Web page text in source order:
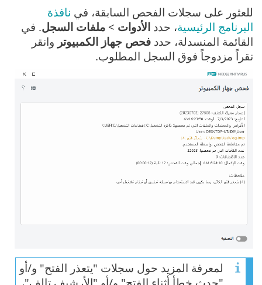
للعثور على سجلات الفحص السابقة، في نافذة
البرنامج الرئيسية، حدد الأدوات > ملفات السجل. في
القائمة المنسدلة، حدد فحص جهاز الكمبيوتر وانقر
نقراً مزدوجاً فوق السجل المطلوب.
لمعرفة المزيد حول سجلات "يتعذر الفتح" و/أو